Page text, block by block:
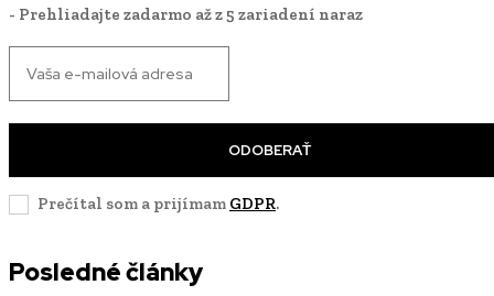
- Prehliadajte zadarmo až z 5 zariadení naraz
ODOBERAŤ
Prečítal som a prijímam GDPR.
Posledné články